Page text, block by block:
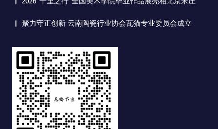
聚力守正创新 云南陶瓷行业协会瓦猫专业委员会成立